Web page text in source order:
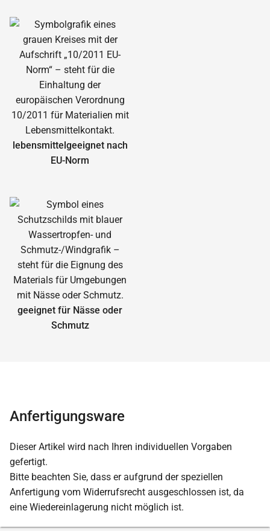
lebensmittelgeeignet nach
EU-Norm
geeignet für Nässe oder
Schmutz
Anfertigungsware
Dieser Artikel wird nach Ihren individuellen Vorgaben
gefertigt.
Bitte beachten Sie, dass er aufgrund der speziellen
Anfertigung vom Widerrufsrecht ausgeschlossen ist, da
eine Wiedereinlagerung nicht möglich ist.